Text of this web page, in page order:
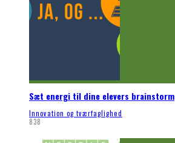
Sæt energi til dine elevers brainstorm
Innovation og tværfaglighed
838